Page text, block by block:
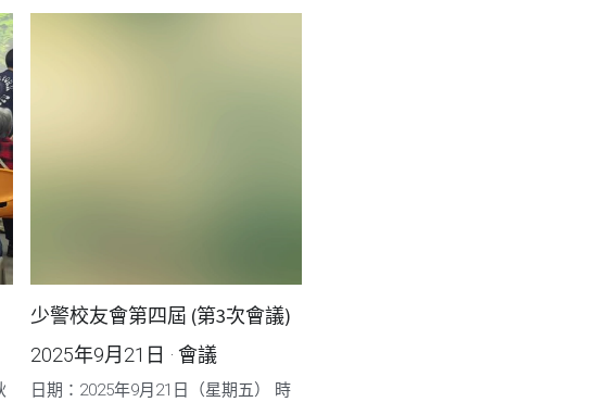
少警校友會第四屆 (第3次會議)
2025年9月21日 ·會議
日期：2025年9月21日（星期五） 時